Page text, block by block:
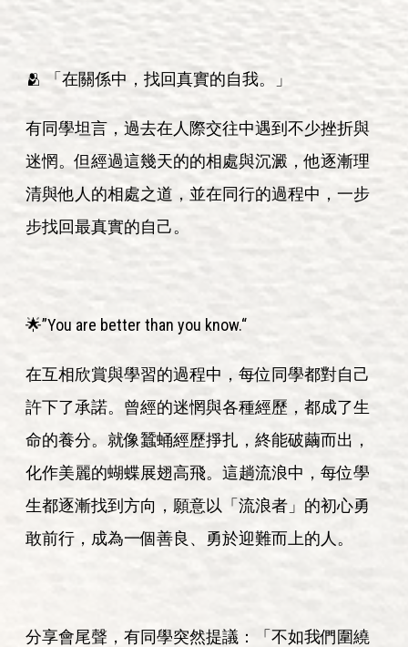
🫂 「在關係中，找回真實的自我。」
有同學坦言，過去在人際交往中遇到不少挫折與
迷惘。但經過這幾天的的相處與沉澱，他逐漸理
清與他人的相處之道，並在同行的過程中，一步
步找回最真實的自己。
🌟”You are better than you know.“
在互相欣賞與學習的過程中，每位同學都對自己
許下了承諾。曾經的迷惘與各種經歷，都成了生
命的養分。就像蠶蛹經歷掙扎，終能破繭而出，
化作美麗的蝴蝶展翅高飛。這趟流浪中，每位學
生都逐漸找到方向，願意以「流浪者」的初心勇
敢前行，成為一個善良、勇於迎難而上的人。
分享會尾聲，有同學突然提議：「不如我們圍繞